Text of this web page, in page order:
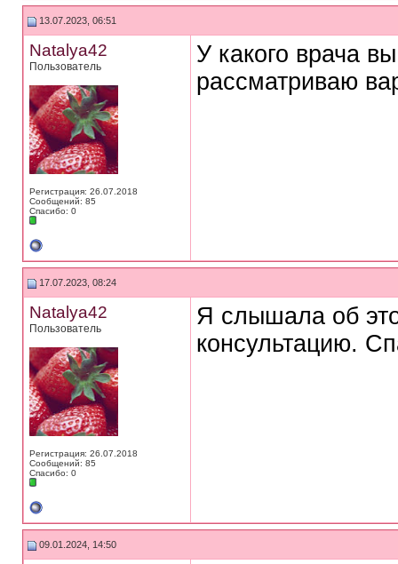
13.07.2023, 06:51
Natalya42
Пользователь
Регистрация: 26.07.2018
Сообщений: 85
Спасибо: 0
У какого врача
рассматриваю
17.07.2023, 08:24
Natalya42
Пользователь
Регистрация: 26.07.2018
Сообщений: 85
Спасибо: 0
Я слышала об
консультацию.
09.01.2024, 14:50